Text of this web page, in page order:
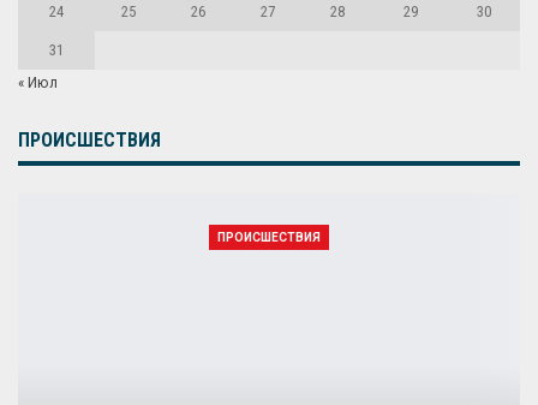
24 25 26 27 28 29 30
31
« Июл
ПРОИСШЕСТВИЯ
ПРОИСШЕСТВИЯ